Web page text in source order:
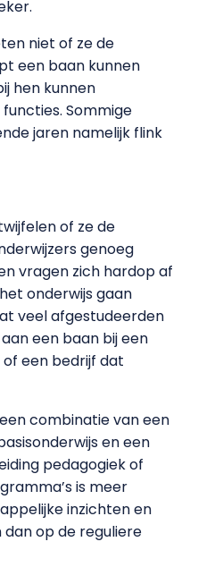
niet of ze de
een baan kunnen
hen kunnen
Sommige
jaren namelijk flink
of ze de
genoeg
vragen zich hardop af
onderwijs gaan
veel afgestudeerden
een baan bij een
een bedrijf dat
combinatie van een
en een
pedagogiek of
is meer
inzichten en
op de reguliere